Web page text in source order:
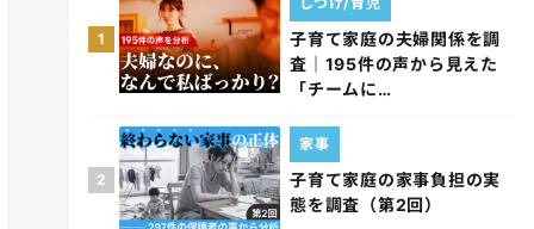
1
子育て家庭の夫婦関係を調
査｜195件の声から見えた
「チームに…
2
子育て家庭の家事負担の実
態を調査（第2回）
家事